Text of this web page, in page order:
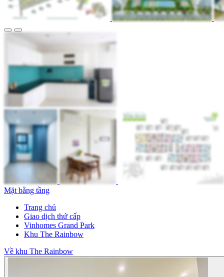
Mặt bằng tầng
Trang chủ
Giao dịch thứ cấp
Vinhomes Grand Park
Khu The Rainbow
Về khu The Rainbow